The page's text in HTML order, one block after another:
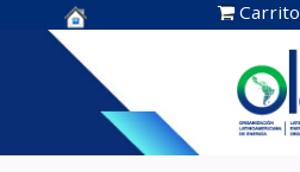
Centro de
Documentación
OLADE -
Carrito